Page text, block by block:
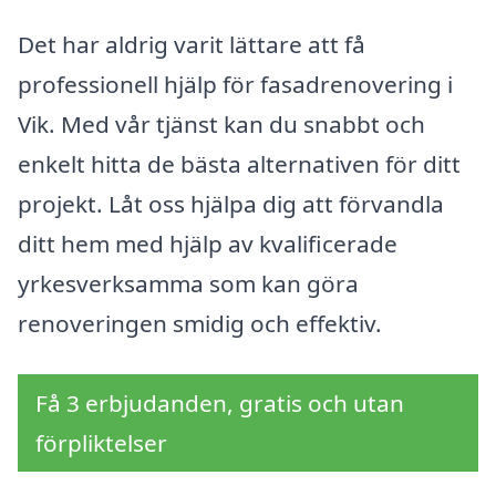
Det har aldrig varit lättare att få
professionell hjälp för fasadrenovering i
Vik. Med vår tjänst kan du snabbt och
enkelt hitta de bästa alternativen för ditt
projekt. Låt oss hjälpa dig att förvandla
ditt hem med hjälp av kvalificerade
yrkesverksamma som kan göra
renoveringen smidig och effektiv.
Få 3 erbjudanden, gratis och utan
förpliktelser